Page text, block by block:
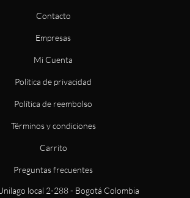
Contacto
Empresas
Mi Cuenta
Política de privacidad
Política de reembolso
Términos y condiciones
Carrito
Preguntas frecuentes
local 2-288 - Bogotá Colombia